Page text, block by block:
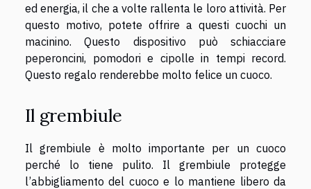
ed energia, il che a volte rallenta le loro attività. Per
questo motivo, potete offrire a questi cuochi un
macinino. Questo dispositivo può schiacciare
peperoncini, pomodori e cipolle in tempi record.
Questo regalo renderebbe molto felice un cuoco.
Il grembiule
Il grembiule è molto importante per un cuoco
perché lo tiene pulito. Il grembiule protegge
l’abbigliamento del cuoco e lo mantiene libero da